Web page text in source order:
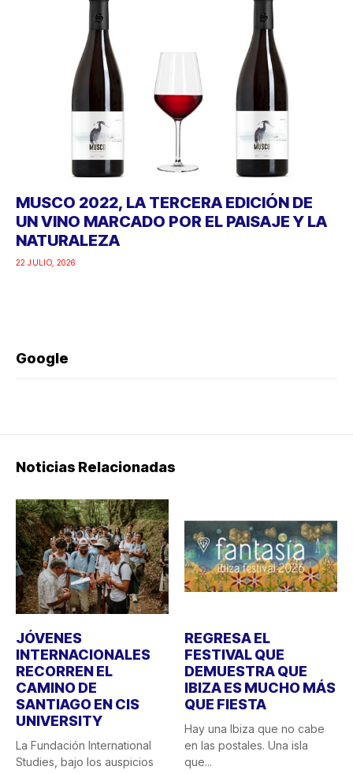
MUSCO 2022, LA TERCERA EDICIÓN DE
UN VINO MARCADO POR EL PAISAJE Y LA
NATURALEZA
22 JULIO, 2026
Google
Noticias Relacionadas
JÓVENES
INTERNACIONALES
RECORREN EL
CAMINO DE
SANTIAGO EN CIS
UNIVERSITY
La Fundación International
Studies, bajo los auspicios
REGRESA EL
FESTIVAL QUE
DEMUESTRA QUE
IBIZA ES MUCHO MÁS
QUE FIESTA
Hay una Ibiza que no cabe
en las postales. Una isla
que...